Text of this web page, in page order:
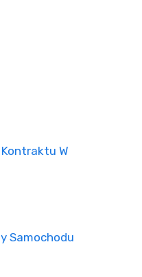
Kontraktu W
Samochodu